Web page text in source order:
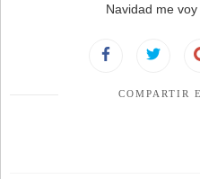
Navidad me
COMPARTIR